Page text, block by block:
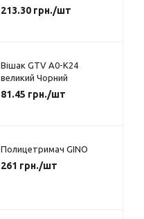
213.30грн./шт
Вішак GTV A0-K24
великий Чорний
81.45 грн./шт
Полицетримач GINO
261 грн./шт